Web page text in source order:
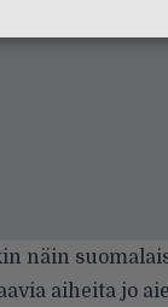
näin
aiheita jo